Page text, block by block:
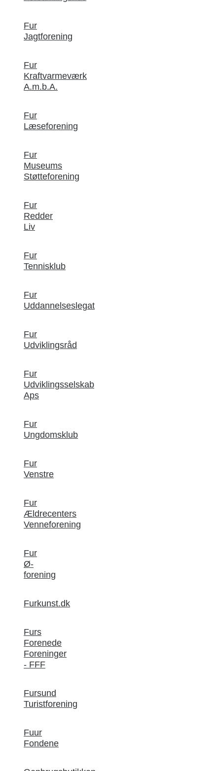
Fur
Jagtforening
Fur
Kraftvarmeværk
A.m.b.A.
Fur
Læseforening
Fur
Museums
Støtteforening
Fur
Redder
Liv
Fur
Tennisklub
Fur
Uddannelseslegat
Fur
Udviklingsråd
Fur
Udviklingsselskab
Aps
Fur
Ungdomsklub
Fur
Venstre
Fur
Ældrecenters
Venneforening
Fur
Ø-
forening
Furkunst.dk
Furs
Forenede
Foreninger
- FFF
Fursund
Turistforening
Fuur
Fondene